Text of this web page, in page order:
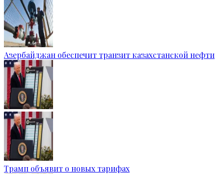
Азербайджан обеспечит транзит казахстанской нефти
Трамп объявит о новых тарифах